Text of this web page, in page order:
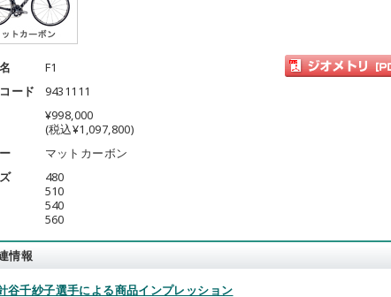
F1
ード
9431111
¥998,000
(税込¥1,097,800)
マットカーボン
480
510
540
560
情報
谷千紗子選手による商品インプレッション